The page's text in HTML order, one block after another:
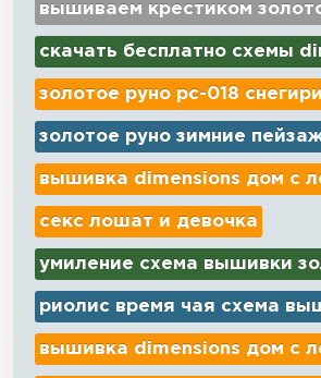
вышиваем крестиком
скачать бесплатно схемы
золотое руно рс-018 снегири
золотое руно зимние
вышивка dimensions дом с
секс лошат и девочка
умиление схема вышивки
риолис время чая схема
вышивка dimensions дом с